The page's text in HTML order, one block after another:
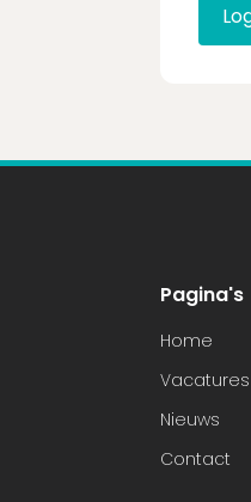
Pagina's
Home
Vacatures
Nieuws
Contact